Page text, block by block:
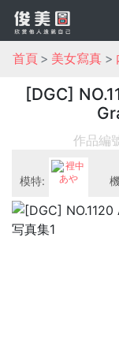
首頁 美女寫真
[DGC]
作品編
模特:
裡中あや